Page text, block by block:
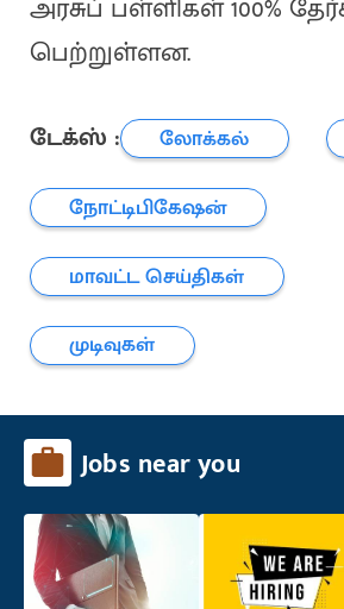
அரசுப் பள்ளிகள் 100%
பெற்றுள்ளன.
டேக்ஸ் : லோக்கல்
நோட்டிபிகேஷன்
மாவட்ட செய்திகள்
முடிவுகள்
Jobs near you